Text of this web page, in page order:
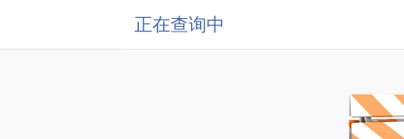
正在查询中